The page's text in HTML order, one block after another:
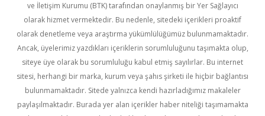
ve İletişim Kurumu (BTK) tarafından onaylanmış bir Yer Sağlayıcı
olarak hizmet vermektedir. Bu nedenle, sitedeki içerikleri proaktif
olarak denetleme veya araştırma yükümlülüğümüz bulunmamaktadır.
Ancak, üyelerimiz yazdıkları içeriklerin sorumluluğunu taşımakta olup,
siteye üye olarak bu sorumluluğu kabul etmiş sayılırlar. Bu internet
sitesi, herhangi bir marka, kurum veya şahıs şirketi ile hiçbir bağlantısı
bulunmamaktadır. Sitede yalnızca kendi hazırladığımız makaleler
paylaşılmaktadır. Burada yer alan içerikler haber niteliği taşımamakta